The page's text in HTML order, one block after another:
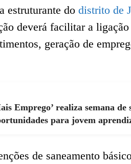
estruturante do distrito de
deverá facilitar a
geração de
Emprego’ realiza semana de
para jovem
de saneamento